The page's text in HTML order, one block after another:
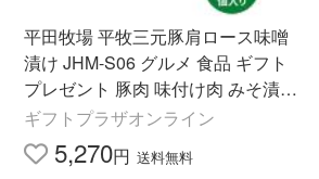
平田牧場 平牧三元豚肩ロース味噌
漬け JHM-S06 グルメ 食品 ギフト
プレゼント 豚肉 味付け肉 みそ漬け
簡単調理 お祝い 内祝い お礼
ギフトプラザオンライン
5,270円 送料無料